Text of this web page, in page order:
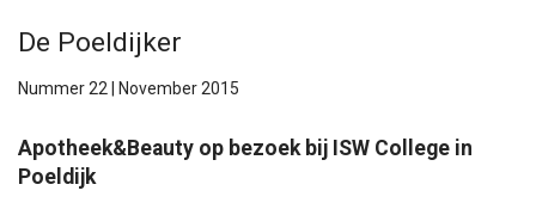
De Poeldijker
Nummer 22 | November 2015
Apotheek&Beauty op bezoek bij ISW College in
Poeldijk